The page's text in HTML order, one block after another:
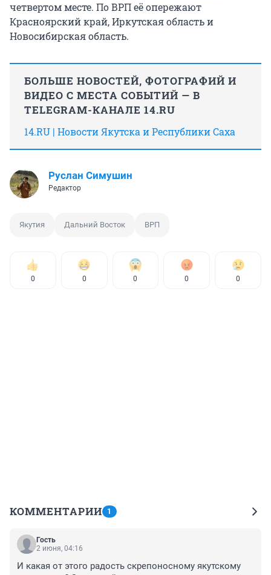
четвертом месте. По ВРП её опережают
Красноярский край, Иркутская область и
Новосибирская область.
БОЛЬШЕ НОВОСТЕЙ, ФОТОГРАФИЙ И
ВИДЕО С МЕСТА СОБЫТИЙ — В
TELEGRAM-КАНАЛЕ 14.RU
14.RU | Новости Якутска и Республики Саха
Руслан Симушин
Редактор
Якутия Дальний Восток ВРП
0 0 0 0 0
КОММЕНТАРИИ 1
Гость
2 июня, 04:16
И какая от этого радость скрепоносному якутскому